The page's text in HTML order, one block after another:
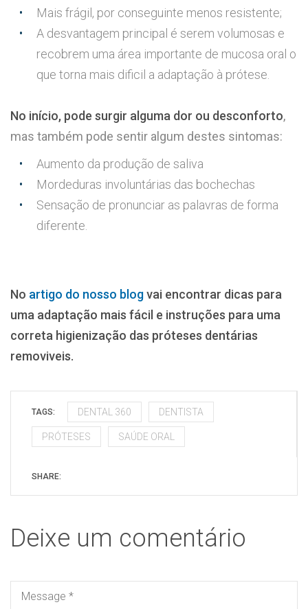
Mais frágil, por conseguinte menos resistente;
A desvantagem principal é serem volumosas e
recobrem uma área importante de mucosa oral o
que torna mais dificil a adaptação à prótese.
No início, pode surgir alguma dor ou desconforto,
mas também pode sentir algum destes sintomas:
Aumento da produção de saliva
Mordeduras involuntárias das bochechas
Sensação de pronunciar as palavras de forma
diferente.
No artigo do nosso blogvai encontrar dicas para
uma adaptação mais fácil e instruções para uma
correta higienização das próteses dentárias
removiveis.
TAGS: DENTAL 360 DENTISTA
PRÓTESES SAÚDE ORAL
SHARE:
Deixe um comentário